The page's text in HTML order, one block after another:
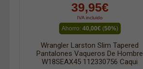
39,95€
IVA incluido
Ahorro: 40,00€(50%)
Wrangler Larston Slim Tapered
Pantalones Vaqueros De Hombre
W18SEAX45 112330756 Caqui